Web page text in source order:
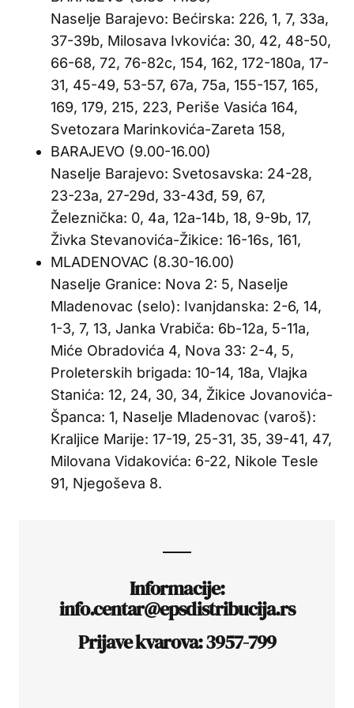
Naselje Barajevo: Bećirska: 226, 1, 7, 33a,
37-39b, Milosava Ivkovića: 30, 42, 48-50,
66-68, 72, 76-82c, 154, 162, 172-180a, 17-
31, 45-49, 53-57, 67a, 75a, 155-157, 165,
169, 179, 215, 223, Periše Vasića 164,
Svetozara Marinkovića-Zareta 158,
BARAJEVO (9.00-16.00)
Naselje Barajevo: Svetosavska: 24-28,
23-23a, 27-29d, 33-43đ, 59, 67,
Železnička: 0, 4a, 12a-14b, 18, 9-9b, 17,
Živka Stevanovića-Žikice: 16-16s, 161,
MLADENOVAC (8.30-16.00)
Naselje Granice: Nova 2: 5, Naselje
Mladenovac (selo): Ivanjdanska: 2-6, 14,
1-3, 7, 13, Janka Vrabiča: 6b-12a, 5-11a,
Miće Obradovića 4, Nova 33: 2-4, 5,
Proleterskih brigada: 10-14, 18a, Vlajka
Stanića: 12, 24, 30, 34, Žikice Jovanovića-
Španca: 1, Naselje Mladenovac (varoš):
Kraljice Marije: 17-19, 25-31, 35, 39-41, 47,
Milovana Vidakovića: 6-22, Nikole Tesle
91, Njegoševa 8.
Informacije:
info.centar@epsdistribucija.rs
Prijave kvarova: 3957-799